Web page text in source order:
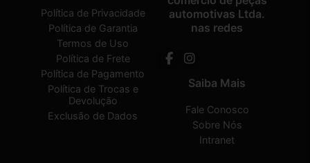
Política de Privacidade
Política de Garantia
Termos de Uso
Política de Frete
Política de Pagamento
Política de Trocas e
Devolução
Exclusão de Dados
automotivas Ltda.
nas redes
Saiba Mais
Fale Conosco
Sobre Nós
Intranet